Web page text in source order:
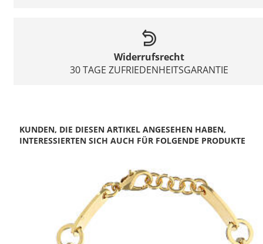
Widerrufsrecht
30 TAGE ZUFRIEDENHEITSGARANTIE
KUNDEN, DIE DIESEN ARTIKEL ANGESEHEN HABEN,
INTERESSIERTEN SICH AUCH FÜR FOLGENDE PRODUKTE